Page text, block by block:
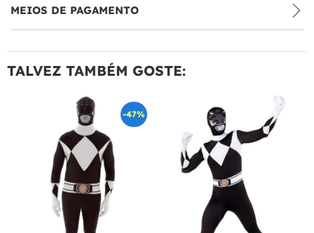
MEIOS DE PAGAMENTO
TALVEZ TAMBÉM GOSTE:
-47%